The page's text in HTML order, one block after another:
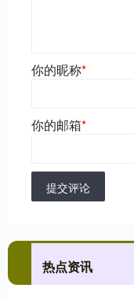
你的昵称*
你的邮箱*
提交评论
热点资讯